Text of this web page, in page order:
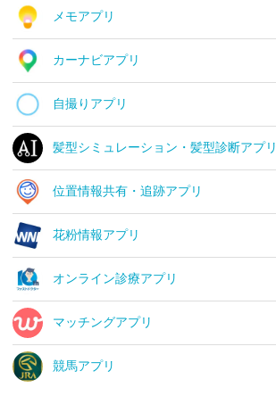
メモアプリ
カーナビアプリ
自撮りアプリ
髪型シミュレーション・髪型診断アプリ
位置情報共有・追跡アプリ
花粉情報アプリ
オンライン診療アプリ
マッチングアプリ
競馬アプリ